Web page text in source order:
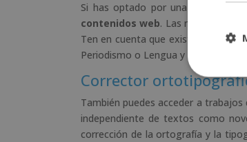
Si has optado por una carrera de
contenidos web. Las necesidades
Ten en cuenta que existe una gran
Periodismo o Lengua y Literatura
Corrector
También puedes acceder a trabajos
independiente de textos como
corrección de la ortografía y la